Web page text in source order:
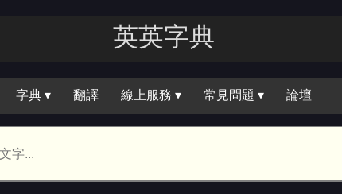
英英字典
字典 ▾ 翻譯 線上服務 ▾ 常見問題 ▾ 論壇